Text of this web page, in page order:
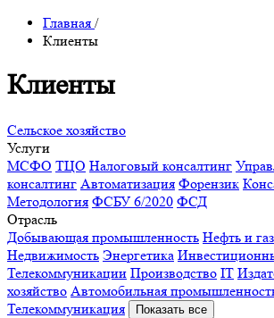
Главная /
Клиенты
Клиенты
Сельское хозяйство
Услуги
МСФО ТЦО Налоговый консалтинг
консалтинг Автоматизация Форензик
Методология ФСБУ 6/2020 ФСД
Отрасль
Добывающая промышленность Нефть и газ
Недвижимость Энергетика
Телекоммуникации Производство IT
хозяйство Автомобильная
Телекоммуникация
Показать все